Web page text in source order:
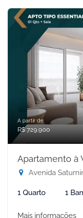
A partir de:
R$ 729.900
Apartamento à
Avenida Saturnino
1 Quarto 1
Mais informações